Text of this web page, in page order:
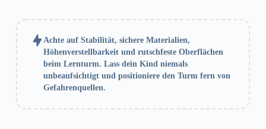
Achte auf Stabilität, sichere Materialien,
Höhenverstellbarkeit und rutschfeste Oberflächen
beim Lernturm. Lass dein Kind niemals
unbeaufsichtigt und positioniere den Turm fern von
Gefahrenquellen.